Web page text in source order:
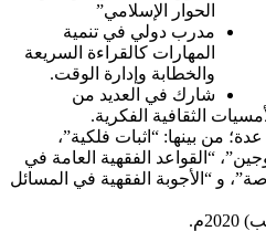
الحوار الإسلامي”
مدرب دولي في تنمية
المهارات كالقراءة السريعة
والخطابة وإدارة الوقت.
شارك في العديد من
الثقافية الفكرية.
من بينها: “اثبات فلكية”،
“القواعد الفقهية العامة في
و “الأجوبة الفقهية في المسائل